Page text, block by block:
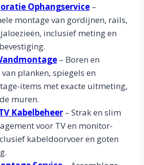
Ophangservice –
montage van gordijnen, rails,
inclusief meting en
– Boren en
planken, spiegels en
items met exacte uitmeting,
muren.
Kabelbeheer– Strak en slim
voor TV en monitor-
kabeldoorvoer en goten